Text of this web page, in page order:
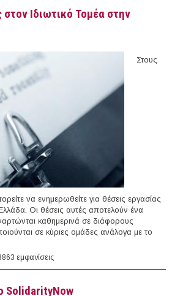
στον Ιδιωτικό Τομέα στην
Στους
να ενημερωθείτε για θέσεις εργασίας
Οι θέσεις αυτές αποτελούν ένα
καθημερινά σε διάφορους
σε κύριες ομάδες ανάλογα με το
θέσεις εργασίας στον Ιδιωτικό Τομέα στην
(20/03/2017)
εμφανίσεις
SolidarityNow